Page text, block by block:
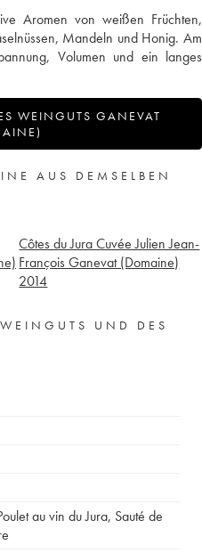
Aromen von weißen Früchten,
Mandeln und Honig. Am
Volumen und ein langes
WEINGUTS GANEVAT
AUS DEMSELBEN
Côtes du Jura Cuvée Julien Jean-
François Ganevat (Domaine)
2014
UND DES
au vin du Jura, Sauté de